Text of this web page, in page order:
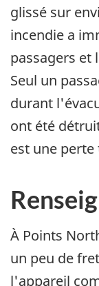
glissé sur
incendie a
passagers et
Seul un
durant
ont été
est une perte
À Points
un peu de
l'appareil